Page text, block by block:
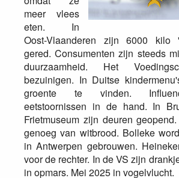
meer vlees
eten. In
Oost-Vlaanderen zijn 6000 kilo
gered. Consumenten zijn steeds
duurzaamheid. Het
bezuinigen. In Duitse
groente te vinden.
eetstoornissen in de hand. In
Frietmuseum zijn deuren
genoeg van witbrood. Bolleke
in Antwerpen gebrouwen.
voor de rechter. In de VS zijn
in opmars. Mei 2025 in vogelvlucht.